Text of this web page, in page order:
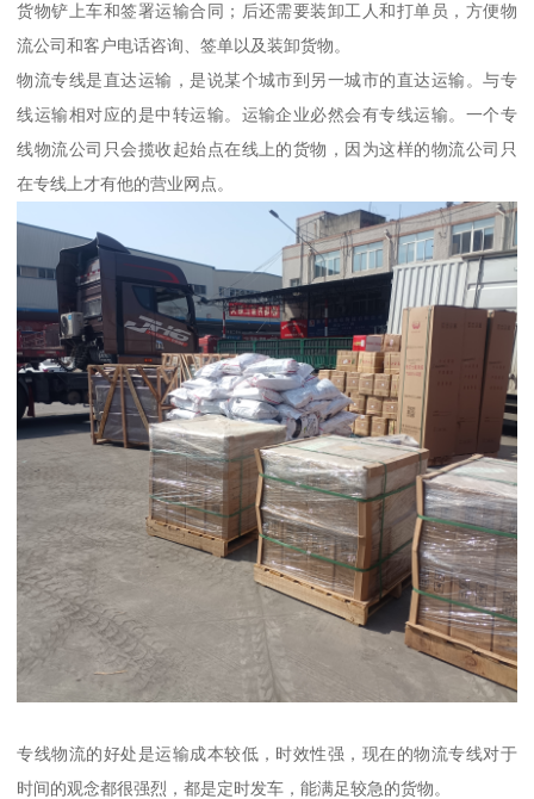
货物铲上车和签署运输合同；后还需要装卸工人和打单员，方便物
流公司和客户电话咨询、签单以及装卸货物。
物流专线是直达运输，是说某个城市到另一城市的直达运输。与专
线运输相对应的是中转运输。运输企业必然会有专线运输。一个专
线物流公司只会揽收起始点在线上的货物，因为这样的物流公司只
在专线上才有他的营业网点。
专线物流的好处是运输成本较低，时效性强，现在的物流专线对于
时间的观念都很强烈，都是定时发车，能满足较急的货物。